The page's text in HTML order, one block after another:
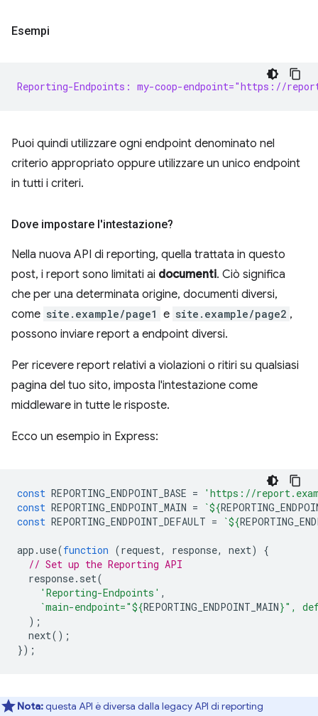
Esempi
Reporting-Endpoints: my-coop-endpoint="https://
Puoi quindi utilizzare ogni endpoint denominato nel
criterio appropriato oppure utilizzare un unico endpoint
in tutti i criteri.
Dove impostare l'intestazione?
Nella nuova API di reporting, quella trattata in questo
post, i report sono limitati ai documenti. Ciò significa
che per una determinata origine, documenti diversi,
come site.example/page1 e site.example/page2 ,
possono inviare report a endpoint diversi.
Per ricevere report relativi a violazioni o ritiri su qualsiasi
pagina del tuo sito, imposta l'intestazione come
middleware in tutte le risposte.
Ecco un esempio in Express:
const REPORTING_ENDPOINT_BASE =
'https://
const REPORTING_ENDPOINT_MAIN = `${
const REPORTING_ENDPOINT_DEFAULT = `${
app .use(function (request, response, next)
{
// Set up the Reporting API
response. set(
'Reporting-Endpoints' ,
`main-endpoint="${REPORTING_ENDPOINT_MAIN}",
);
next();
});
Nota:questa API è diversa dalla legacy API di reporting